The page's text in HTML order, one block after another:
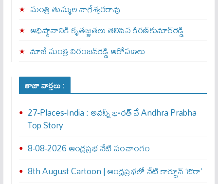
మంత్రి తుమ్మల నాగేశ్వరరావు
అధిష్ఠానానికి కృతజ్ఞతలు తెలిపిన కిరణ్‌కుమార్‌రెడ్డి
మాజీ మంత్రి నిరంజన్‌రెడ్డి ఆరోపణలు
తాజా వార్తలు :
27-Places-India : అవ‌న్నీ భార‌త్ వే Andhra Prabha
Top Story
8-08-2026 ఆంధ్రప్రభ నేటి పంచాంగం
8th August Cartoon | ఆంధ్రప్రభలో నేటి కార్టూన్ ‘ఔరా’